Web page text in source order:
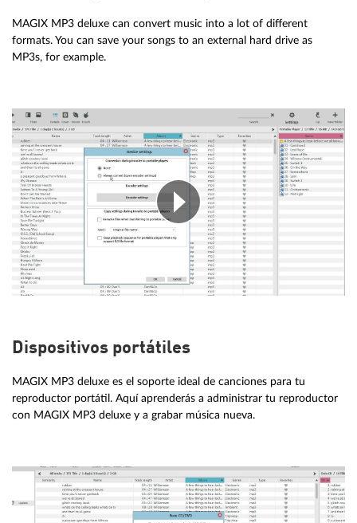
MAGIX MP3 deluxe can convert music into a lot of different
formats. You can save your songs to an external hard drive as
MP3s, for example.
Dispositivos portátiles
MAGIX MP3 deluxe es el soporte ideal de canciones para tu
reproductor portátil. Aquí aprenderás a administrar tu reproductor
con MAGIX MP3 deluxe y a grabar música nueva.